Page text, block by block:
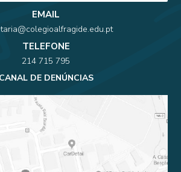
EMAIL
TELEFONE
214 715 795
CANAL DE DENÚNCIAS